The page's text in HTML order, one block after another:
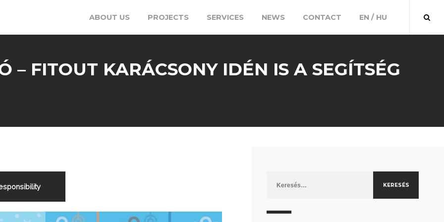
ABOUT US PROJECTS SERVICES NEWS CONTACT EN / HU
– FITOUT KARÁCSONY IDÉN IS A SEGÍTSÉG